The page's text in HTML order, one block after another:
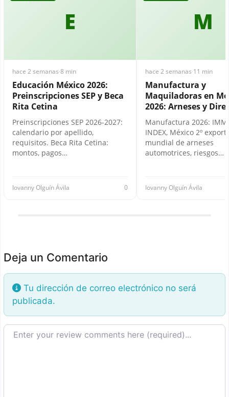
E
hace 2 semanas·8 min
Educación México 2026:
Preinscripciones SEP y Beca
Rita Cetina
Preinscripciones SEP 2026-2027:
calendario por apellido,
requisitos. Beca Rita Cetina:
montos, pagos…
Iovanny Olguín Ávila 0
M
hace 2 semanas·11 min
Manufactura y
Maquiladoras en
2026: Arneses y
Manufactura 2026:
INDEX, México 2º
mundial de arneses
automotrices, riesgos…
Iovanny Olguín Ávila
Deja un Comentario
Tu dirección de correo electrónico no será
publicada.
Texto de la reseña